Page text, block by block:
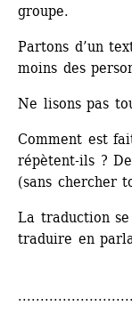
groupe.
Partons d’un
moins des
Ne lisons pas
Comment est
répètent-ils ?
(sans chercher
La traduction
traduire en